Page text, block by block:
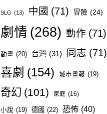
SLG (13) 中國 (71) 冒險 (24)
劇情 (268) 動作 (71)
動畫 (20) 台灣 (31) 同志 (71)
喜劇 (154) 城市畫報 (19)
奇幻 (101) 家庭 (16)
小說 (19) 德國 (22) 恐怖 (40)